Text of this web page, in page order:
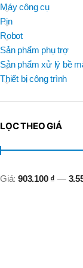
Máy công cụ
Pin
Robot
Sản phẩm phụ trợ
Sản phẩm xử lý bề
Thiết bị công trình
LỌC THEO GIÁ
Giá: 903.100 ₫ —